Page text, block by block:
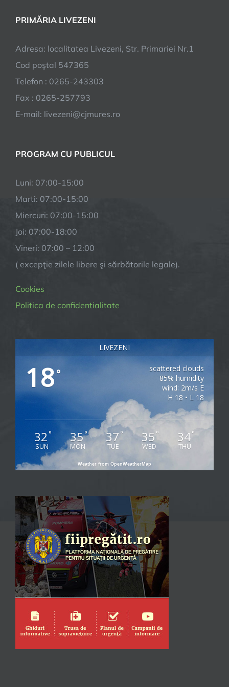
PRIMĂRIA LIVEZENI
Adresa: localitatea Livezeni, Str. Primariei Nr.1
Cod poştal 547365
Telefon : 0265-243303
Fax : 0265-257793
E-mail: livezeni@cjmures.ro
PROGRAM CU PUBLICUL
Luni: 07:00-15:00
Marti: 07:00-15:00
Miercuri: 07:00-15:00
Joi: 07:00-18:00
Vineri: 07:00 – 12:00
( excepţie zilele libere şi sărbătorile legale).
Cookies
Politica de confidentialitate
LIVEZENI
18°
scattered clouds
85% humidity
wind: 2m/s E
H 18 • L 18
32°
SUN
35°
MON
37°
TUE
35 °
WED
34°
THU
Weather from OpenWeatherMap